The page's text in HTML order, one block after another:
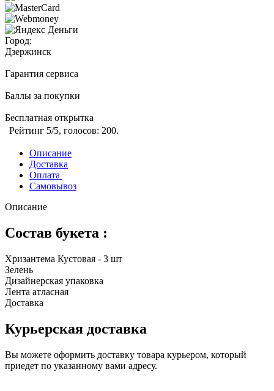
Город:
Дзержинск
Гарантия сервиса
Баллы за покупки
Бесплатная открытка
Рейтинг 5/5, голосов: 200.
Описание
Доставка
Оплата
Самовывоз
Описание
Состав букета :
Хризантема Кустовая - 3 шт
Зелень
Дизайнерская упаковка
Лента атласная
Доставка
Курьерская доставка
Вы можете оформить доставку товара курьером, который
приедет по указанному вами адресу.